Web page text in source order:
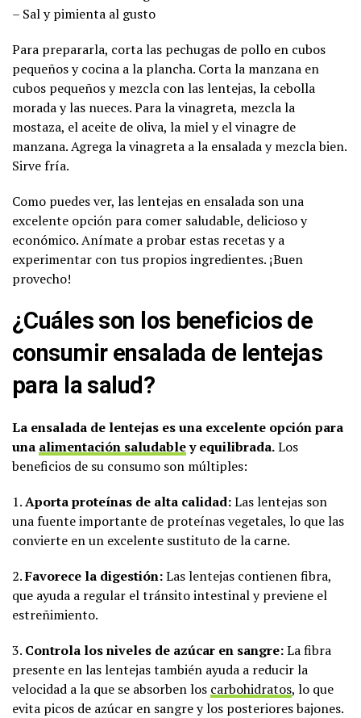
– Sal y pimienta al gusto
Para prepararla, corta las pechugas de pollo en cubos
pequeños y cocina a la plancha. Corta la manzana en
cubos pequeños y mezcla con las lentejas, la cebolla
morada y las nueces. Para la vinagreta, mezcla la
mostaza, el aceite de oliva, la miel y el vinagre de
manzana. Agrega la vinagreta a la ensalada y mezcla bien.
Sirve fría.
Como puedes ver, las lentejas en ensalada son una
excelente opción para comer saludable, delicioso y
económico. Anímate a probar estas recetas y a
experimentar con tus propios ingredientes. ¡Buen
provecho!
¿Cuáles son los beneficios de
consumir ensalada de lentejas
para la salud?
La ensalada de lentejas es una excelente opción para
una alimentación saludabley equilibrada.Los
beneficios de su consumo son múltiples:
1.Aporta proteínas de alta calidad:Las lentejas son
una fuente importante de proteínas vegetales, lo que las
convierte en un excelente sustituto de la carne.
2.Favorece la digestión:Las lentejas contienen fibra,
que ayuda a regular el tránsito intestinal y previene el
estreñimiento.
3. Controla los niveles de azúcar en sangre:La fibra
presente en las lentejas también ayuda a reducir la
velocidad a la que se absorben los carbohidratos, lo que
evita picos de azúcar en sangre y los posteriores bajones.